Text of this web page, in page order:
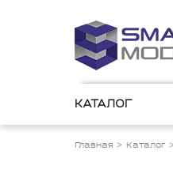
КАТАЛОГ
Главная Каталог